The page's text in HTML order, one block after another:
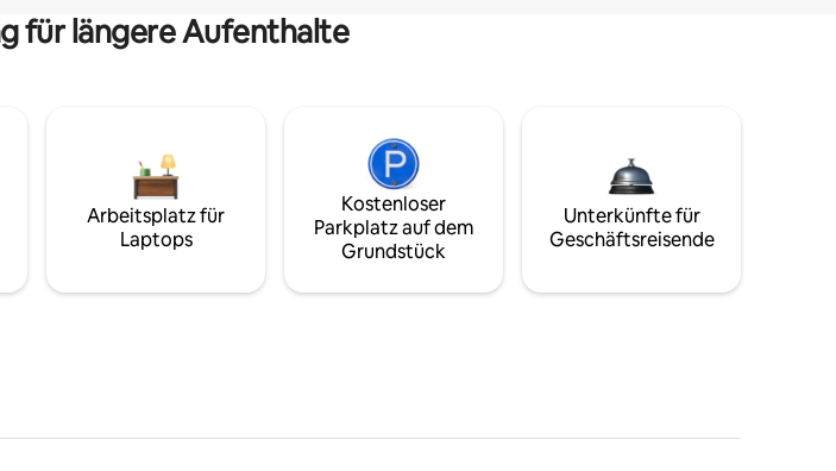
für längere Aufenthalte
Arbeitsplatz für
Laptops
Kostenloser
Parkplatz auf dem
Grundstück
Unterkünfte für
Geschäftsreisende